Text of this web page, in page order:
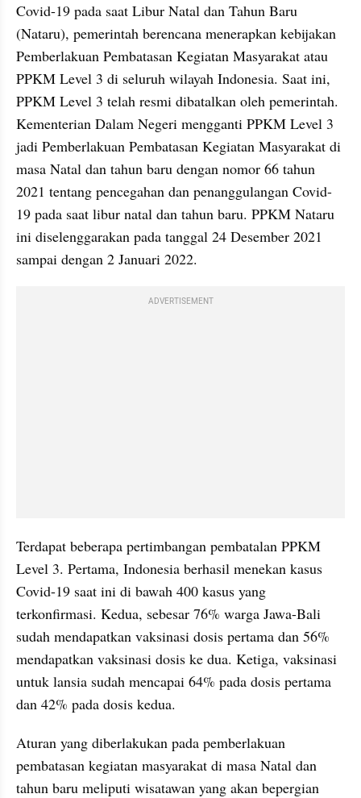
Covid-19 pada saat Libur Natal dan Tahun Baru
(Nataru), pemerintah berencana menerapkan kebijakan
Pemberlakuan Pembatasan Kegiatan Masyarakat atau
PPKM Level 3 di seluruh wilayah Indonesia. Saat ini,
PPKM Level 3 telah resmi dibatalkan oleh pemerintah.
Kementerian Dalam Negeri mengganti PPKM Level 3
jadi Pemberlakuan Pembatasan Kegiatan Masyarakat di
masa Natal dan tahun baru dengan nomor 66 tahun
2021 tentang pencegahan dan penanggulangan Covid-
19 pada saat libur natal dan tahun baru. PPKM Nataru
ini diselenggarakan pada tanggal 24 Desember 2021
sampai dengan 2 Januari 2022.
ADVERTISEMENT
Terdapat beberapa pertimbangan pembatalan PPKM
Level 3. Pertama, Indonesia berhasil menekan kasus
Covid-19 saat ini di bawah 400 kasus yang
terkonfirmasi. Kedua, sebesar 76% warga Jawa-Bali
sudah mendapatkan vaksinasi dosis pertama dan 56%
mendapatkan vaksinasi dosis ke dua. Ketiga, vaksinasi
untuk lansia sudah mencapai 64% pada dosis pertama
dan 42% pada dosis kedua.
Aturan yang diberlakukan pada pemberlakuan
pembatasan kegiatan masyarakat di masa Natal dan
tahun baru meliputi wisatawan yang akan bepergian